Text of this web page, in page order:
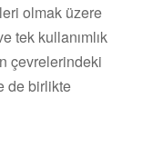
olmak üzere
tek kullanımlık
çevrelerindeki
de birlikte